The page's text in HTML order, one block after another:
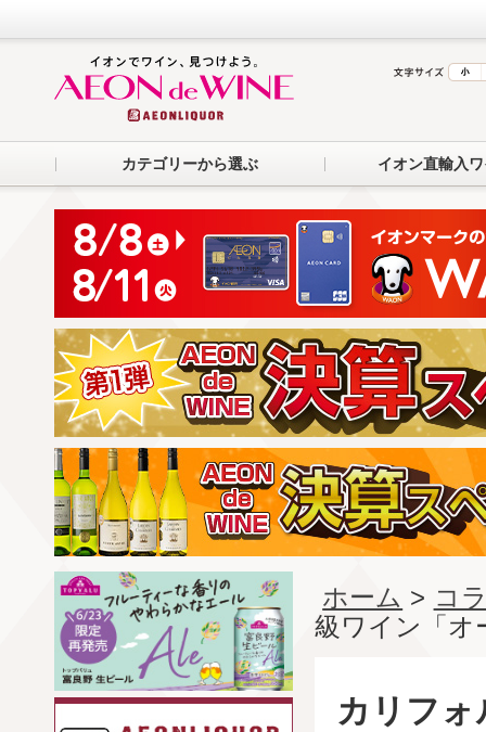
カテゴリーから選ぶ イオン直輸入
ホーム > コ
級ワイン「オ
カリフ